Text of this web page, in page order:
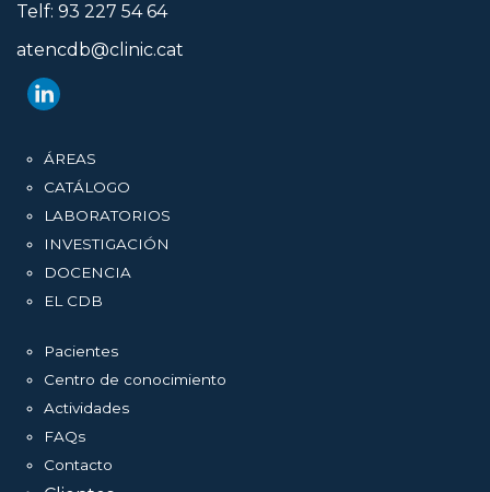
Telf: 93 227 54 64
atencdb@clinic.cat
ÁREAS
CATÁLOGO
LABORATORIOS
INVESTIGACIÓN
DOCENCIA
EL CDB
Pacientes
Centro de conocimiento
Actividades
FAQs
Contacto